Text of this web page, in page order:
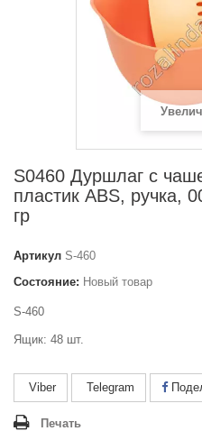
S0460 Дуршлаг с
пластик ABS, ручка,
гр
Артикул S-460
Состояние: Новый товар
S-460
Ящик: 48 шт.
Viber Telegram
Печать